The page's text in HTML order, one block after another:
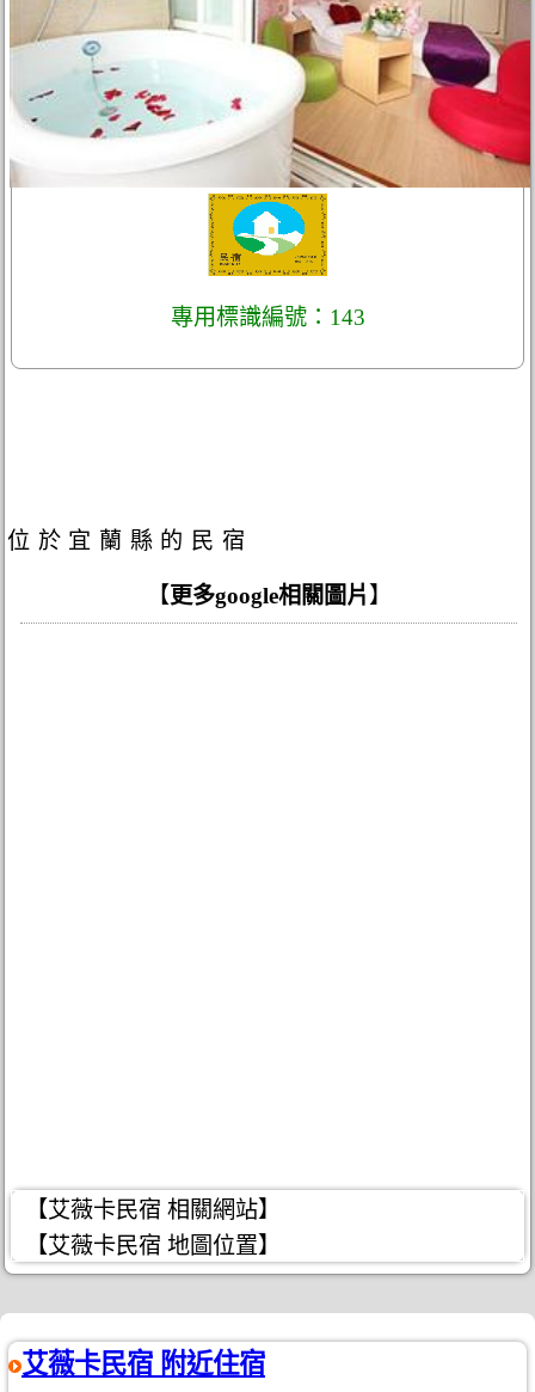
專用標識編號：143
位於宜蘭縣的民宿
【更多google相關圖片 】
【艾薇卡民宿 相關網站】
【艾薇卡民宿 地圖位置】
艾薇卡民宿 附近住宿